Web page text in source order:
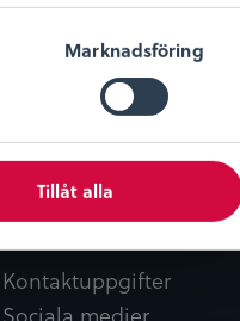
Marknadsföring
Tillåt alla
Kontakt
Kontaktuppgifter
Sociala medier